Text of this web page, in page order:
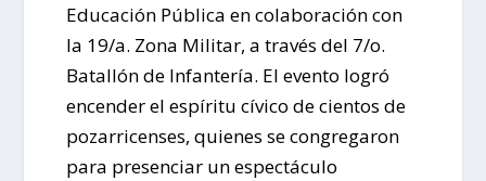
Educación Pública en colaboración con
la 19/a. Zona Militar, a través del 7/o.
Batallón de Infantería. El evento logró
encender el espíritu cívico de cientos de
pozarricenses, quienes se congregaron
para presenciar un espectáculo